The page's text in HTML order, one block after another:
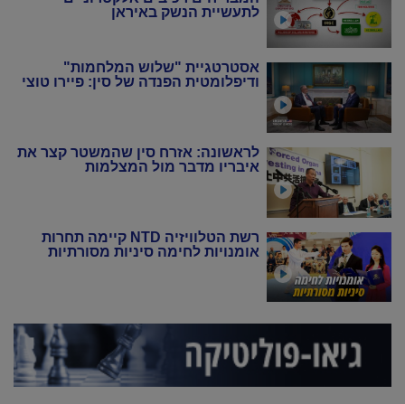
לתעשיית הנשק באיראן
אסטרטגיית "שלוש המלחמות"
ודיפלומטית הפנדה של סין: פיירו טוצי
לראשונה: אזרח סין שהמשטר קצר את
איבריו מדבר מול המצלמות
רשת הטלוויזיה NTD קיימה תחרות
אומנויות לחימה סיניות מסורתיות